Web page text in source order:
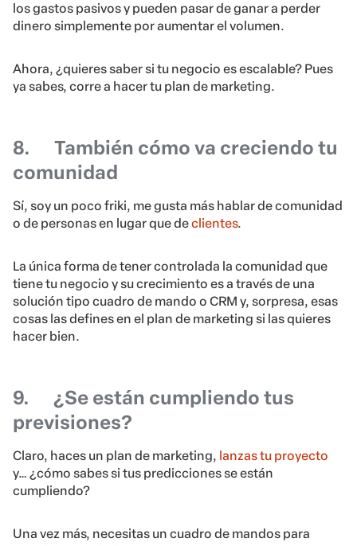
los gastos pasivos y pueden pasar de ganar a perder
dinero simplemente por aumentar el volumen.
Ahora, ¿quieres saber si tu negocio es escalable? Pues
ya sabes, corre a hacer tu plan de marketing.
8.
También cómo va creciendo tu
comunidad
Sí, soy un poco friki, me gusta más hablar de comunidad
o de personas en lugar que declientes.
La única forma de tener controlada la comunidad que
tiene tu negocio y su crecimiento es a través de una
solución tipo cuadro de mando o CRM y, sorpresa, esas
cosas las defines en el plan de marketing si las quieres
hacer bien.
9.
¿Se están cumpliendo tus
previsiones?
Claro, haces un plan de marketing, lanzas tu proyecto
y… ¿cómo sabes si tus predicciones se están
cumpliendo?
Una vez más, necesitas un cuadro de mandos para